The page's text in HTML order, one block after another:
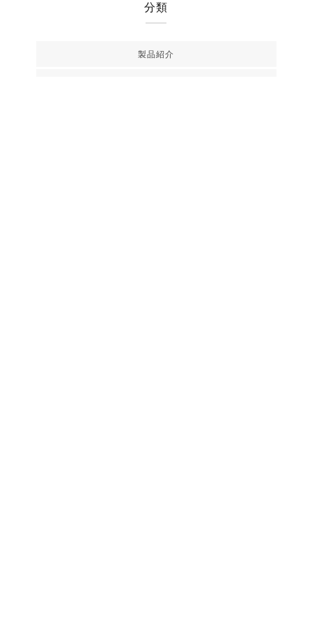
分類
製品紹介